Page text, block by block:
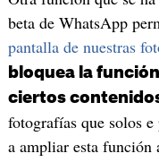
beta de WhatsApp
pantalla de nuestras
bloquea la
ciertos
fotografías que solos
a ampliar esta función